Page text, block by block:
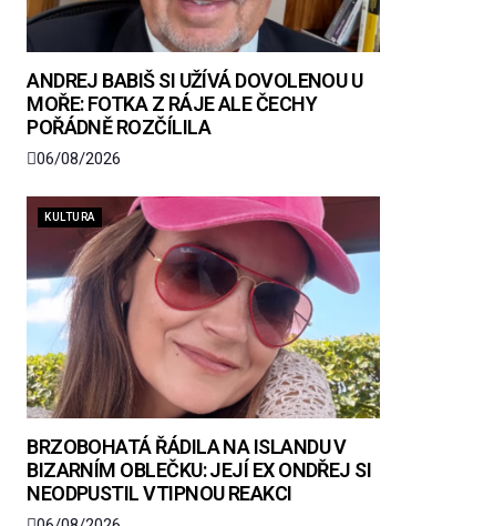
ANDREJ BABIŠ SI UŽÍVÁ DOVOLENOU U
MOŘE: FOTKA Z RÁJE ALE ČECHY
POŘÁDNĚ ROZČÍLILA
06/08/2026
KULTURA
BRZOBOHATÁ ŘÁDILA NA ISLANDU V
BIZARNÍM OBLEČKU: JEJÍ EX ONDŘEJ SI
NEODPUSTIL VTIPNOU REAKCI